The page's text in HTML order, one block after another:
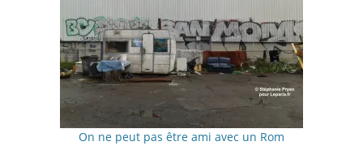
On ne peut pas être ami avec un Rom